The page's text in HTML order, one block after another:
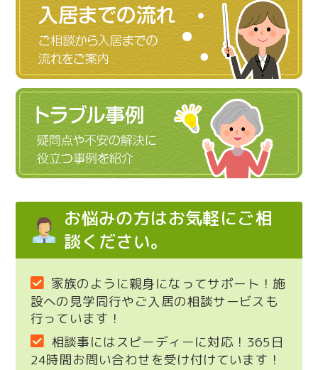
お悩みの方はお気軽にご相
談ください。
家族のように親身になってサポート！施
設への見学同行やご入居の相談サービスも
行っています！
相談事にはスピーディーに対応！365日
24時間お問い合わせを受け付けています！